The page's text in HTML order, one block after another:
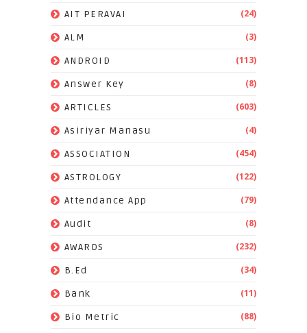
AIT PERAVAI (24)
ALM (3)
ANDROID (113)
Answer Key (8)
ARTICLES (603)
Asiriyar Manasu (4)
ASSOCIATION (454)
ASTROLOGY (122)
Attendance App (79)
Audit (8)
AWARDS (232)
B.Ed (34)
Bank (11)
Bio Metric (88)